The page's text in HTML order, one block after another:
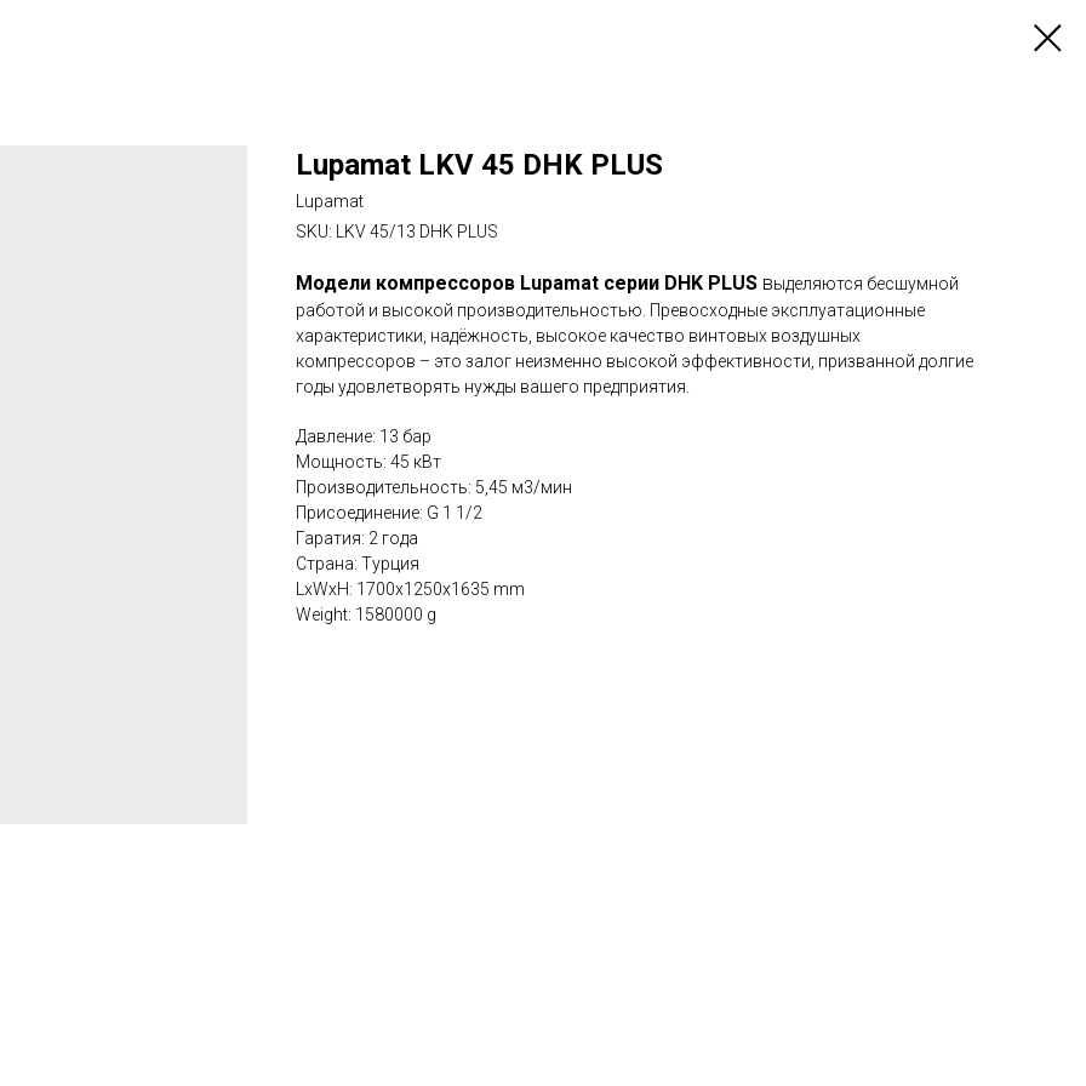
Lupamat LKV 45 DHK PLUS
Lupamat
SKU:
LKV 45/13 DHK PLUS
Модели компрессоров Lupamat серии DHK PLUS выделяются бесшумной
работой и высокой производительностью. Превосходные эксплуатационные
характеристики, надёжность, высокое качество винтовых воздушных
компрессоров – это залог неизменно высокой эффективности, призванной долгие
годы удовлетворять нужды вашего предприятия.
Давление: 13 бар
Мощность: 45 кВт
Производительность: 5,45 м3/мин
Присоединение: G 1 1/2
Гаратия: 2 года
Страна: Турция
LxWxH: 1700x1250x1635 mm
Weight: 1580000 g